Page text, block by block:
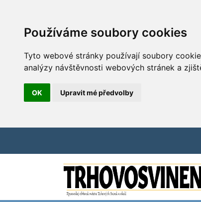
Používáme soubory cookies
Tyto webové stránky používají soubory
analýzy návštěvnosti webových stránek a
OK Upravit mé předvolby